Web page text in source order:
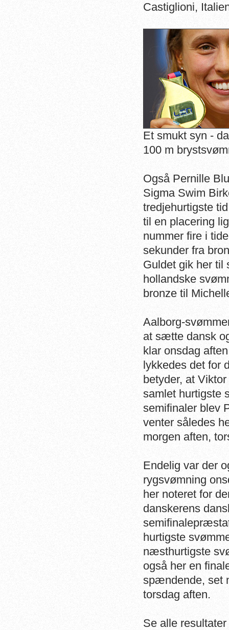
Castiglioni,
Et smukt syn -
100 m
Også Pernille
Sigma Swim
tredjehurtigste
til en placering
nummer fire i
sekunder fra
Guldet gik her til
hollandske
bronze til
Aalborg-
at sætte dansk
klar onsdag
lykkedes det for
betyder, at
samlet hurtigste
semifinaler blev
venter således
morgen aften,
Endelig var der
rygsvømning
her noteret for
danskerens
hurtigste
næsthurtigste
også her en
spændende, set
torsdag aften.
Se alle